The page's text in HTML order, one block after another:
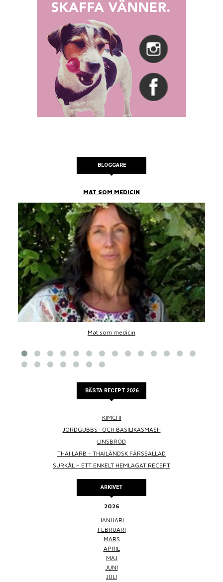
BLOGGARE
MAT SOM MEDICIN
Mat som medicin
BÄSTA RECEPT 2026
KIMCHI
JORDGUBBS- OCH BASILIKASMASH
LINSBRÖD
THAI LARB - THAILÄNDSK FÄRSSALLAD
SURKÅL – ETT ENKELT HEMLAGAT RECEPT
ARKIVET
2026
JANUARI
FEBRUARI
MARS
APRIL
MAJ
JUNI
JULI